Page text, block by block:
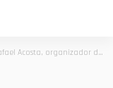
organizador de la nueva etapa de VeloTerra